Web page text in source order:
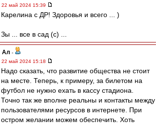
22 май 2024 15:39
Карелина с ДР! Здоровья и всего ... )
Зы ... все в сад (с) ...
Ал -
22 май 2024 15:18
Надо сказать, что развитие общества не стоит
на месте. Теперь, к примеру, за билетом на
футбол не нужно ехать в кассу стадиона.
Точно так же вполне реальны и контакты между
пользователями ресурсов в интернете. При
остром желании можем обеспечить. Хоть